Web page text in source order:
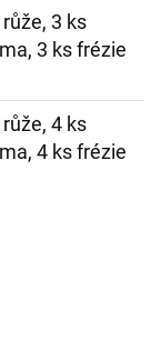
3 ks
3 ks frézie
4 ks
4 ks frézie